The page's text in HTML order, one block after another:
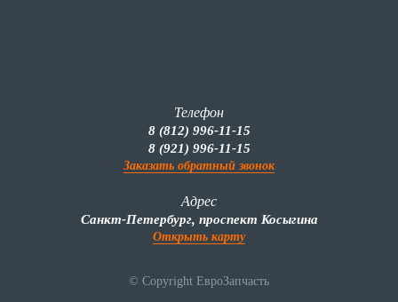
© Copyright ЕвроЗапчасть
Телефон
8 (812) 996-11-15
8 (921) 996-11-15
Заказать обратный звонок
Адрес
Санкт-Петербург, проспект Косыгина
Открыть карту